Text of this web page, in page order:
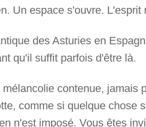
Un espace s'ouvre.
des Asturies en
qu'il suffit parfois d'être là.
contenue, jamais
comme si quelque chose
n'est imposé. Vous êtes